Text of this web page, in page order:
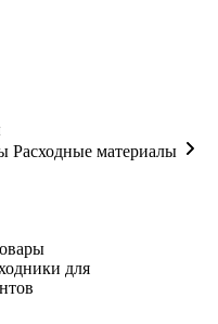
Расходные материалы
для